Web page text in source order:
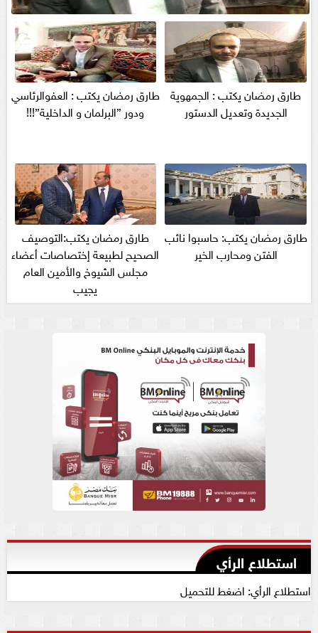
طارق رمضان يكتب : الجمهوية
الجديدة وتعديل الدستور
طارق رمضان يكتب : العفوالرئاسي
ودور ”البرلمان و الداخلية”!!!
طارق رمضان يكتب: حاسبوا نائب
الفتن ومحارب الخير
طارق رمضان يكتب:التوصيف
الصحيح لطبيعة إختصاصات أعضاء
مجلس الشيوخ والأمين العام
يجيب
استطلاع الرأي
استطلاع الرأي: اضغط للتحميل